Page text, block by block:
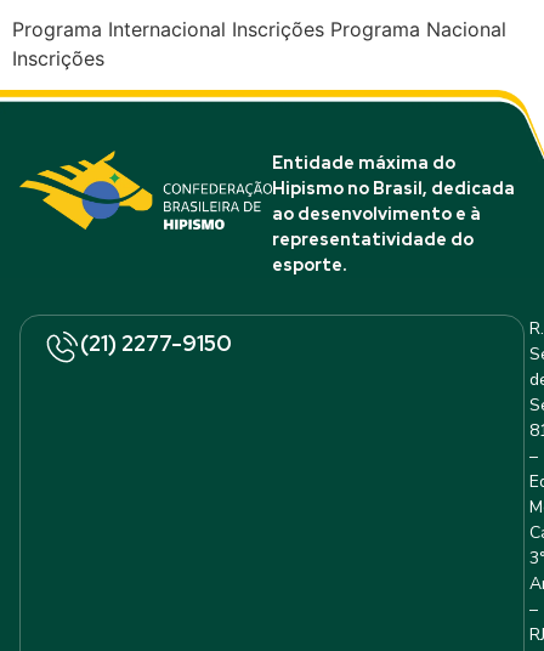
Programa Internacional Inscrições Programa Nacional
Inscrições
Entidade máxima do
Hipismo no Brasil, dedicada
ao desenvolvimento e à
representatividade do
esporte.
(21) 2277-9150
R.
–
–
RJ